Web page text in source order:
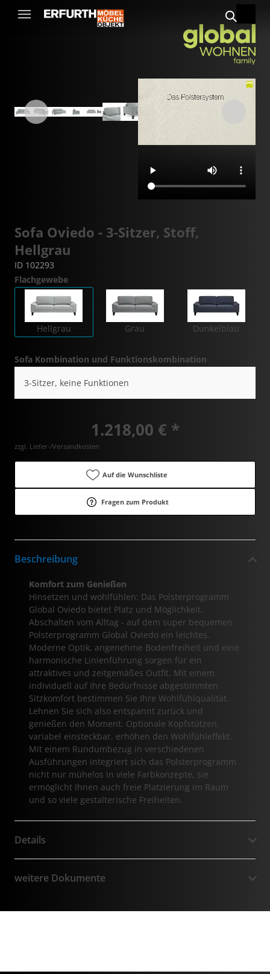
Sofa Oviedo - 3-Sitzer, Stoff,
Hellgrau
ID 102293
Flachgewebe
Hellgrau Grau Dunkelblau
Sofa Kombination und Funktionskombination
3-Sitzer, keine Funktionen
1.218,00 € *
zzgl. Liefer-/Versandkosten
Auf die Wunschliste
Fragen zum Produkt
Beschreibung
Komfort zum Genießen
Hinsetzen und wohlfühlen: Das Polsterprogramm
Global Oviedo bietet Platz und Möglichkeit.
Abschalten vom Alltag - auf dem super bequemen
Polsterprogramm Global Oviedo ein leichtes.
Moderne Optik, angenehme Bodenfreiheit und eine
harmonische Linienführung sorgen für ein
attraktives und zeitgemäßes Outfit. Mit einem
individuell auf Ihre Bedürfnisse abgestimmten
Sitzkomfort bestimmen Sie Ihre Wohlfühlqualität.
Lehnen Sie sich also entspannt zurück und
genießen den Moment. Optionale Kopfstützen,
variabel einsteckbar, erhöhen den Wohlfühleffekt.
Mit einem Rundumbezug in verschiedenen
Ausführungen integriert sich das Polsterprogramm
nicht nur mühelos in viele Farbkonzepte, sie
ermöglicht Ihnen auch freie Platzierung im Raum
und so viele gestalterische Freiheiten.
Details
weitere Dokumente